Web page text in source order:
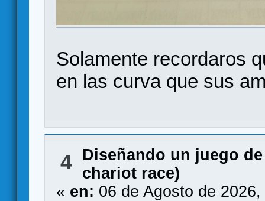
Solamente recordaros
en las curva que sus
4
Diseñando un juego
chariot race)
« en: 06 de Agosto de